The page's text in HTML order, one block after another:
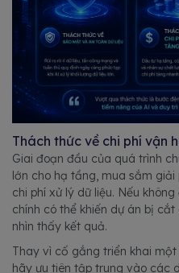
Thách thức về chi phí vận
Giai đoạn đầu của quá trình
lớn cho hạ tầng, mua sắm
chi phí xử lý dữ liệu. Nếu
chính có thể khiến dự án bị
nhìn thấy kết quả.
Thay vì cố gắng triển khai
hãy ưu tiên tập trung vào các